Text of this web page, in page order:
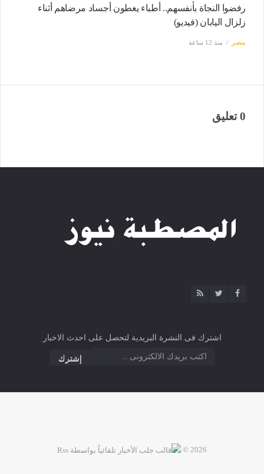
رفضوا النجاة بأنفسهم.. أطباء يغطون أجساد مرضاهم أثناء
زلزال اليابان (فيديو)
مصر منذ 12 ساعة
0 تعليق
اشترك فى النشرة البريدية لتحصل على احدث الاخبار
2026 ©